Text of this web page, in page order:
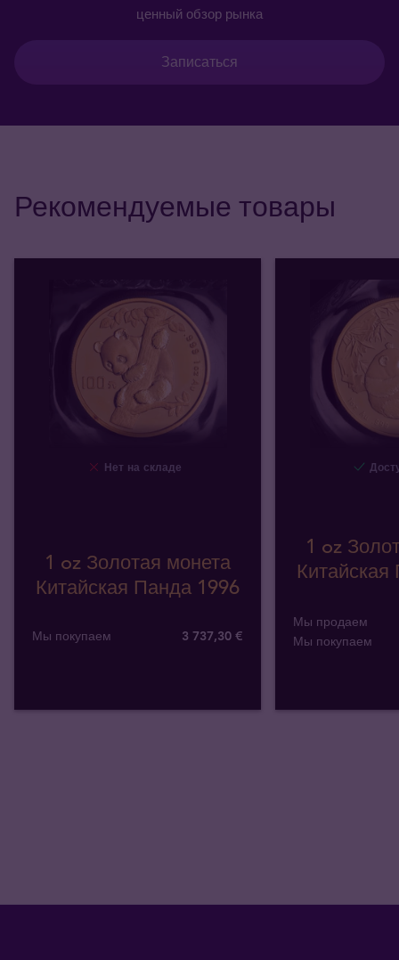
ценный обзор рынка
Записаться
Рекомендуемые товары
Нет на складе
1 oz Золотая монета
Китайская Панда 1996
Мы покупаем 3 737,30 €
1 oz
Мы продаем
Мы покупаем